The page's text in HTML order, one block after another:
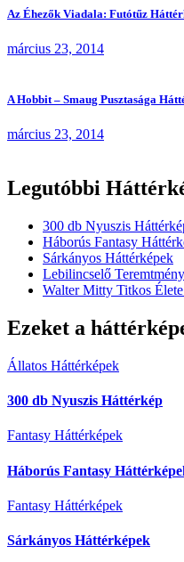
Az Éhezők Viadala: Futótűz
március 23, 2014
A Hobbit – Smaug Pusztasága
március 23, 2014
Legutóbbi
300 db Nyuszis
Háborús Fantasy
Sárkányos Háttérképek
Lebilincselő
Walter Mitty Titkos
Ezeket a
Állatos Háttérképek
300 db Nyuszis Háttérkép
Fantasy Háttérképek
Háborús Fantasy
Fantasy Háttérképek
Sárkányos Háttérképek